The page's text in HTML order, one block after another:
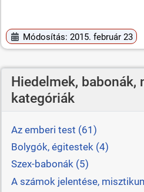
Módosítás: 2015. február 23
Hiedelmek, babonák,
kategóriák
Az emberi test (61)
Bolygók, égitestek (4)
Szex-babonák (5)
A számok jelentése,